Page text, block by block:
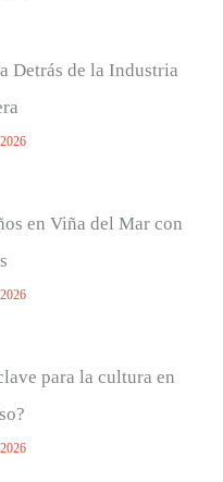
Detrás de la Industria
en Viña del Mar con
para la cultura en